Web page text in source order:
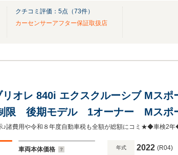
クチコミ評価： 5点（73件）
カーセンサーアフター保証取扱店
リオレ 840i エクスクルーシブ Mス
限 後期モデル 1オーナー Mスポ
インテリア Pアシストプラス ナ
メリノレザー レーザーライト
車両本体価格 年式 2022 (R04)